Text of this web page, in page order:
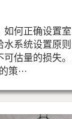
如何正确设置
水系统设置原
可估量的损失
策···